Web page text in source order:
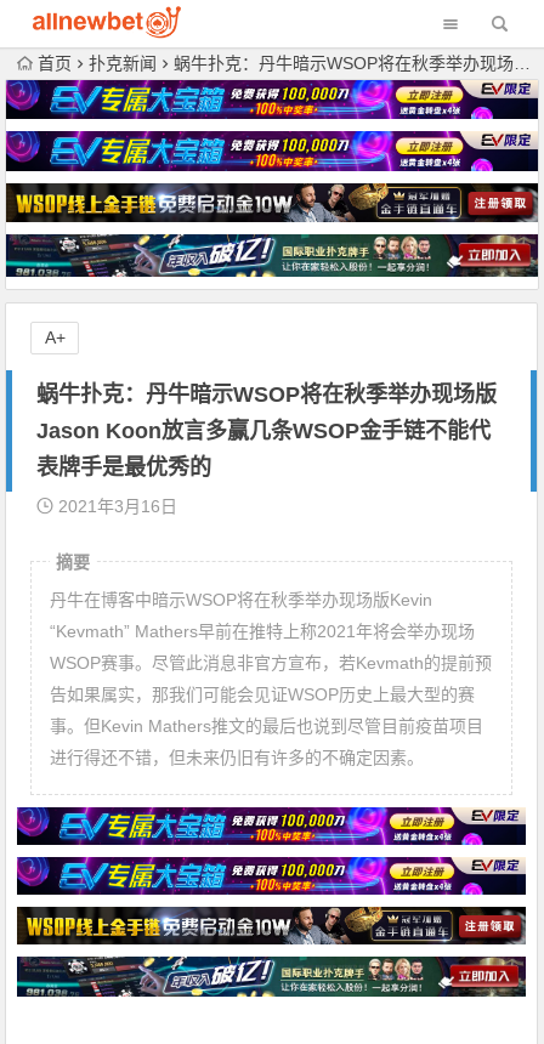
首页 扑克新闻 蜗牛扑克：丹牛暗示WSOP将在秋季举办现场版 Jason Koon放言多赢几条WSOP金手链不能代表牌手是最优秀的
蜗牛扑克：丹牛暗示WSOP将在秋季举办现场版
Jason Koon放言多赢几条WSOP金手链不能代
表牌手是最优秀的
2021年3月16日
摘要
丹牛在博客中暗示WSOP将在秋季举办现场版Kevin
“Kevmath” Mathers早前在推特上称2021年将会举办现场
WSOP赛事。尽管此消息非官方宣布，若Kevmath的提前预
告如果属实，那我们可能会见证WSOP历史上最大型的赛
事。但Kevin Mathers推文的最后也说到尽管目前疫苗项目
进行得还不错，但未来仍旧有许多的不确定因素。
A+